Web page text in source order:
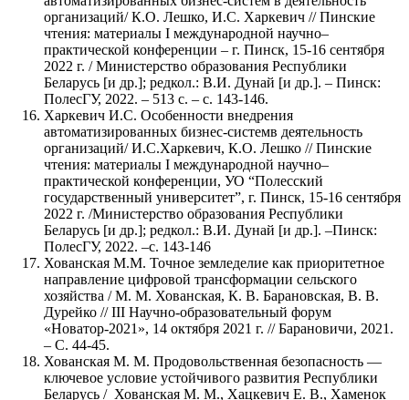
организаций/ К.О. Лешко, И.С. Харкевич // Пинские
чтения: материалы I международной научно–
практической конференции – г. Пинск, 15-16 сентября
2022 г. / Министерство образования Республики
Беларусь [и др.]; редкол.: В.И. Дунай [и др.]. – Пинск:
ПолесГУ, 2022. – 513 с. – с. 143-146.
Харкевич И.С. Особенности внедрения
автоматизированных бизнес-системв деятельность
организаций/ И.С.Харкевич, К.О. Лешко // Пинские
чтения: материалы I международной научно–
практической конференции, УО “Полесский
государственный университет”, г. Пинск, 15-16 сентября
2022 г. /Министерство образования Республики
Беларусь [и др.]; редкол.: В.И. Дунай [и др.]. –Пинск:
ПолесГУ, 2022. –с. 143-146
Хованская М.М. Точное земледелие как приоритетное
направление цифровой трансформации сельского
хозяйства / М. М. Хованская, К. В. Барановская, В. В.
Дурейко // III Научно-образовательный форум
«Новатор-2021», 14 октября 2021 г. // Барановичи, 2021.
– С. 44-45.
Хованская М. М. Продовольственная безопасность —
ключевое условие устойчивого развития Республики
Беларусь / Хованская М. М., Хацкевич Е. В., Хаменок